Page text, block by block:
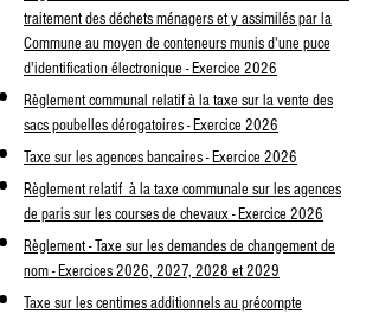
traitement des déchets ménagers et y assimilés par la
Commune au moyen de conteneurs munis d'une puce
d'identification électronique - Exercice 2026
Règlement communal relatif à la taxe sur la vente des
sacs poubelles dérogatoires - Exercice 2026
Taxe sur les agences bancaires - Exercice 2026
Règlement relatif à la taxe communale sur les agences
de paris sur les courses de chevaux - Exercice 2026
Règlement - Taxe sur les demandes de changement de
nom - Exercices 2026, 2027, 2028 et 2029
Taxe sur les centimes additionnels au précompte